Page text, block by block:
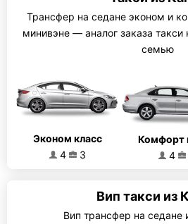
Трансфер на седане эконом и
минивэне — аналог заказа такси
семью
Эконом класс
4
3
Комфорт
4
Вип такси из
Вип трансфер на седане